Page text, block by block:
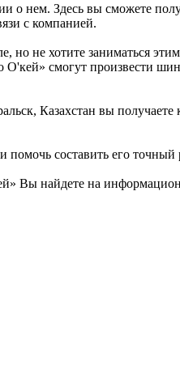
нем. Здесь вы сможете
с компанией.
не хотите заниматься
смогут произвести
Казахстан вы
составить его точный
найдете на